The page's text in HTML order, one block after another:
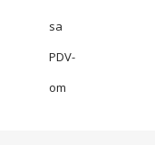
sa
PDV-
om